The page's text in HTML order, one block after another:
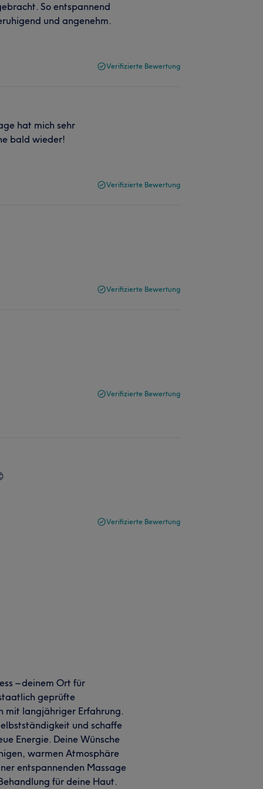
So entspannend
und angenehm.
Verifizierte Bewertung
hat mich sehr
bald wieder!
Verifizierte Bewertung
Verifizierte Bewertung
Verifizierte Bewertung
Verifizierte Bewertung
– deinem Ort für
geprüfte
mit langjähriger Erfahrung.
und schaffe
Energie. Deine Wünsche
warmen Atmosphäre
entspannenden Massage
für deine Haut.